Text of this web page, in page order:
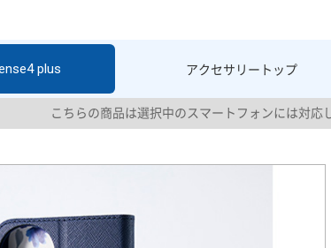
アクセサリー トップ
plus
こちらの商品は選択中のスマートフォンには対応